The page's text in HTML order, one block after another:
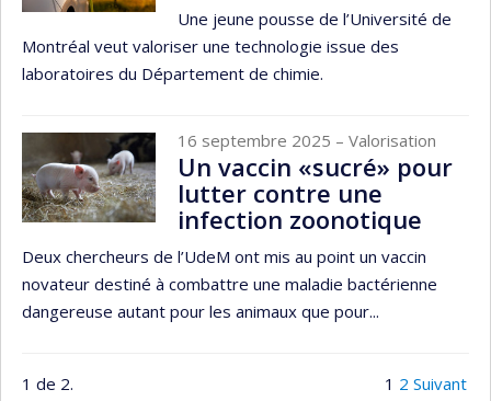
Une jeune pousse de l’Université de
Montréal veut valoriser une technologie issue des
laboratoires du Département de chimie.
16 septembre 2025 – Valorisation
Un vaccin «sucré» pour
lutter contre une
infection zoonotique
Deux chercheurs de l’UdeM ont mis au point un vaccin
novateur destiné à combattre une maladie bactérienne
dangereuse autant pour les animaux que pour...
1 de 2. 1 2 Suivant